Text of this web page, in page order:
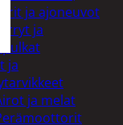
ja ajoneuvot
ja
ja
ja melat